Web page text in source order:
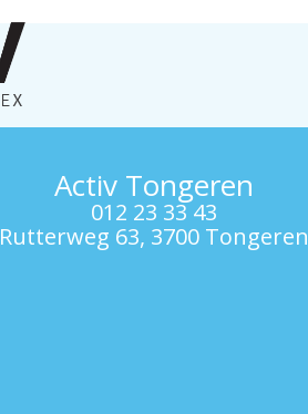
Activ Tongeren
012 23 33 43
Rutterweg 63, 3700 Tongeren